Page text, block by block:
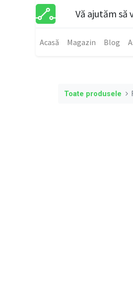
Vă ajutăm să
Acasă Magazin Blog
Toate produsele